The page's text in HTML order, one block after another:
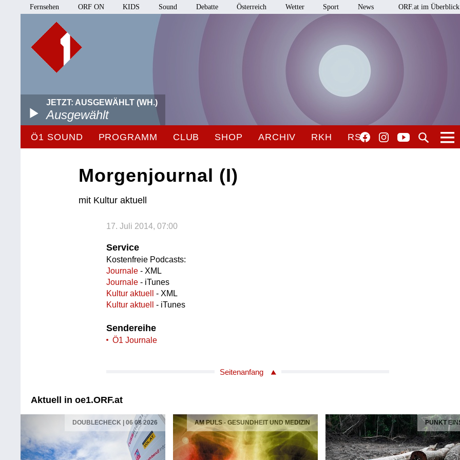
Fernsehen ORF ON KIDS Sound Debatte Österreich Wetter Sport News ORF.at im Überblick
JETZT: AUSGEWÄHLT (WH.)
Ausgewählt
Ö1 SOUND PROGRAMM CLUB SHOP ARCHIV RKH RSO
Morgenjournal (I)
mit Kultur aktuell
17. Juli 2014, 07:00
Service
Kostenfreie Podcasts:
Journale - XML
Journale - iTunes
Kultur aktuell
- XML
Kultur aktuell
- iTunes
Sendereihe
Ö1 Journale
Seitenanfang
Aktuell in oe1.ORF.at
DOUBLECHECK | 06 08 2026 AM PULS - GESUNDHEIT UND MEDIZIN PUNKT